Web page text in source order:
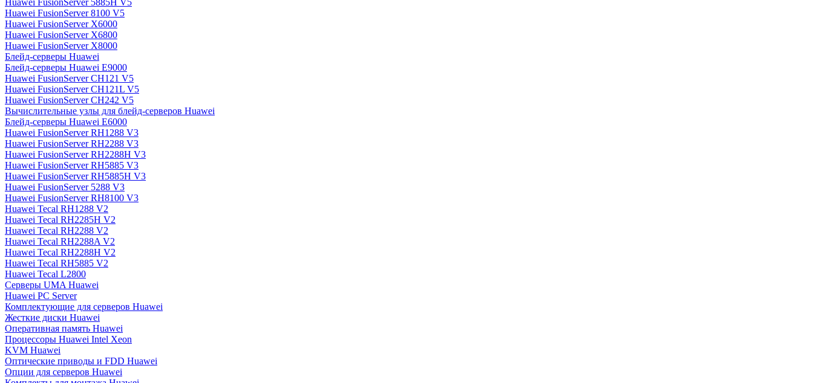
Huawei FusionServer 5885H V5
Huawei FusionServer 8100 V5
Huawei FusionServer X6000
Huawei FusionServer X6800
Huawei FusionServer X8000
Блейд-серверы Huawei
Блейд-серверы Huawei E9000
Huawei FusionServer CH121 V5
Huawei FusionServer CH121L V5
Huawei FusionServer CH242 V5
Вычислительные узлы для блейд-серверов Huawei
Блейд-серверы Huawei E6000
Huawei FusionServer RH1288 V3
Huawei FusionServer RH2288 V3
Huawei FusionServer RH2288H V3
Huawei FusionServer RH5885 V3
Huawei FusionServer RH5885H V3
Huawei FusionServer 5288 V3
Huawei FusionServer RH8100 V3
Huawei Tecal RH1288 V2
Huawei Tecal RH2285H V2
Huawei Tecal RH2288 V2
Huawei Tecal RH2288A V2
Huawei Tecal RH2288H V2
Huawei Tecal RH5885 V2
Huawei Tecal L2800
Серверы UMA Huawei
Huawei PC Server
Комплектующие для серверов Huawei
Жесткие диски Huawei
Оперативная память Huawei
Процессоры Huawei Intel Xeon
KVM Huawei
Оптические приводы и FDD Huawei
Опции для серверов Huawei